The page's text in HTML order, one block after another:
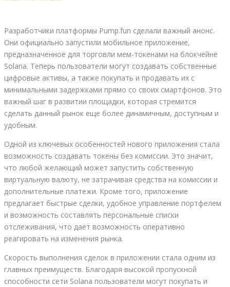
Разработчики платформы Pump.fun сделали важный анонс.
Они официально запустили мобильное приложение,
предназначенное для торговли мем-токенами на блокчейне
Solana. Теперь пользователи могут создавать собственные
цифровые активы, а также покупать и продавать их с
минимальными задержками прямо со своих смартфонов. Это
важный шаг в развитии площадки, которая стремится
сделать данный рынок еще более динамичным, доступным и
удобным.
Одной из ключевых особенностей нового приложения стала
возможность создавать токены без комиссии. Это значит,
что любой желающий может запустить собственную
виртуальную валюту, не затрачивая средства на комиссии и
дополнительные платежи. Кроме того, приложение
предлагает быстрые сделки, удобное управление портфелем
и возможность составлять персональные списки
отслеживания, что дает возможность оперативно
реагировать на изменения рынка.
Скорость выполнения сделок в приложении стала одним из
главных преимуществ. Благодаря высокой пропускной
способности сети Solana пользователи могут покупать и